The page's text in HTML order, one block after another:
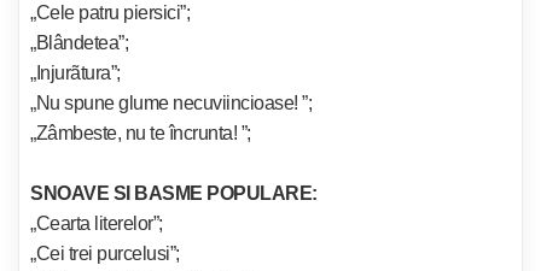
„Cele patru piersici”;
„Blândetea”;
„Injurãtura”;
„Nu spune glume necuviincioase! ”;
„Zâmbeste, nu te încrunta! ”;
SNOAVE SI BASME POPULARE:
„Cearta literelor”;
„Cei trei purcelusi”;